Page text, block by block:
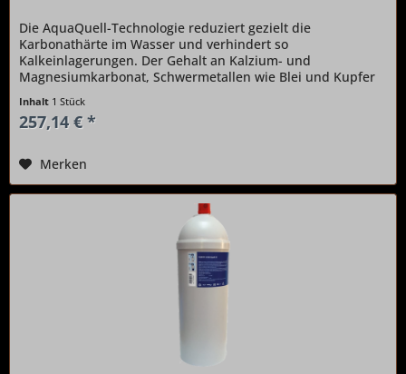
Die AquaQuell-Technologie reduziert gezielt die
Karbonathärte im Wasser und verhindert so
Kalkeinlagerungen. Der Gehalt an Kalzium- und
Magnesiumkarbonat, Schwermetallen wie Blei und Kupfer
Inhalt 1 Stück
257,14 € *
Merken